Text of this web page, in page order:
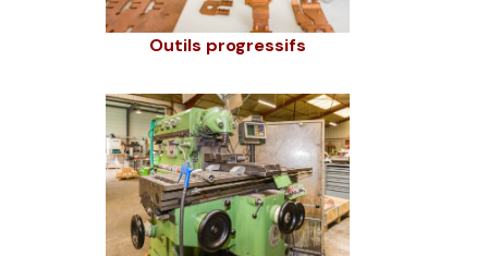
Outils progressifs